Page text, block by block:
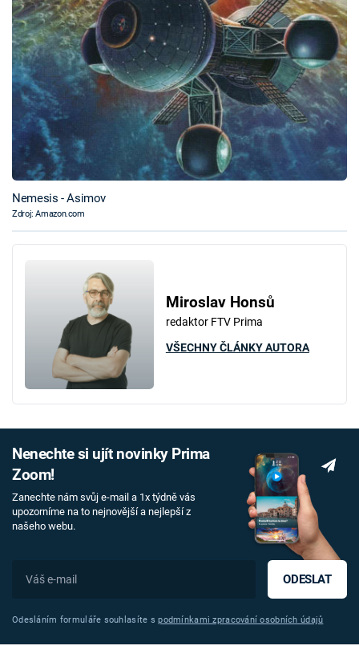
Nemesis - Asimov
Zdroj: Amazon.com
Miroslav Honsů
redaktor FTV Prima
VŠECHNY ČLÁNKY AUTORA
Nenechte si ujít novinky Prima
Zoom!
Zanechte nám svůj e-mail a 1x týdně vás
upozorníme na to nejnovější a nejlepší z
našeho webu.
ODESLAT
Odesláním formuláře souhlasíte spodmínkami zpracování osobních údajů